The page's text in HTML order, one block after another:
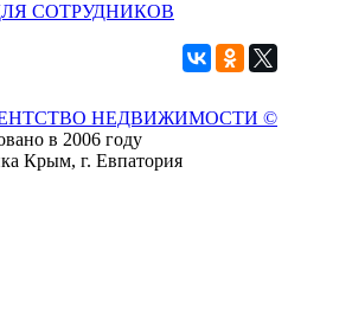
СОТРУДНИКОВ
НЕДВИЖИМОСТИ ©
в 2006 году
Крым, г. Евпатория